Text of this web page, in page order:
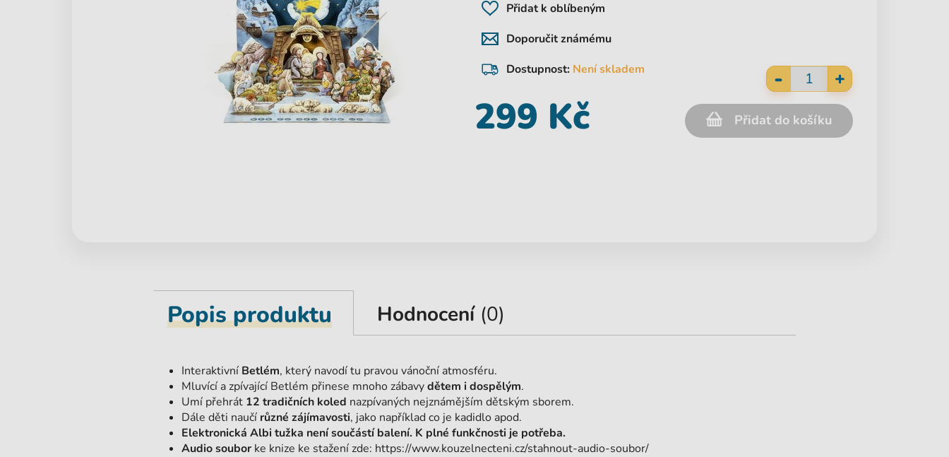
Přidat k oblíbeným
Doporučit známému
Dostupnost: Není skladem - +
299 Kč Přidat do košíku
Popis produktu Hodnocení (0)
Interaktivní Betlém, který navodí tu pravou vánoční atmosféru.
Mluvící a zpívající Betlém přinese mnoho zábavydětem i dospělým.
Umí přehrát 12 tradičních koled nazpívaných nejznámějším dětským sborem.
Dále děti naučí různé zájímavosti, jako například co je kadidlo apod.
Elektronická Albi tužka není součástí balení. K plné funkčnosti je potřeba.
Audio soubor ke knize ke stažení zde: https://www.kouzelnecteni.cz/stahnout-audio-soubor/